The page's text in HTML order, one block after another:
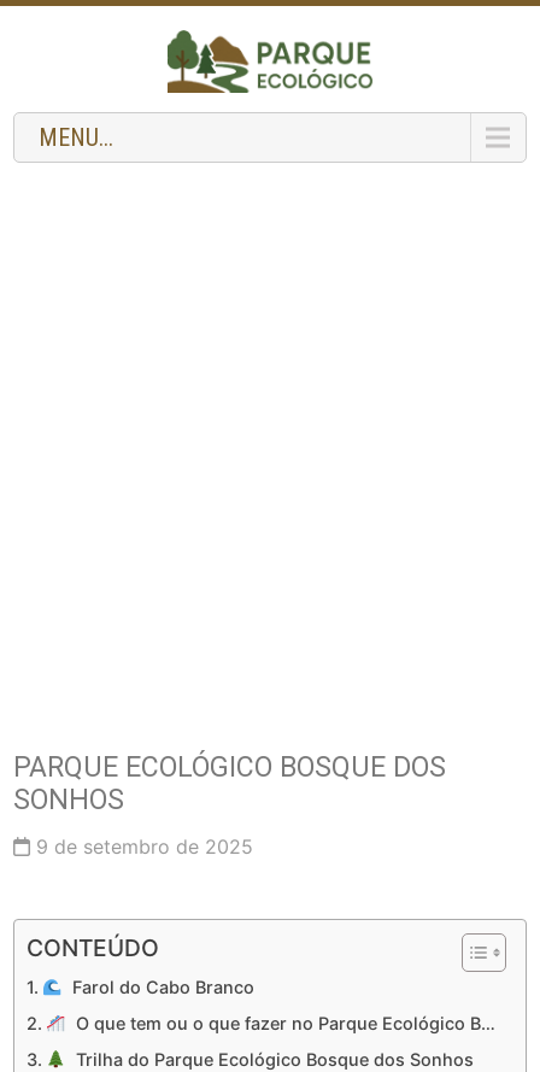
MENU...
PARQUE ECOLÓGICO BOSQUE DOS
SONHOS
9 de setembro de 2025
CONTEÚDO
Farol do Cabo Branco
O que tem ou o que fazer no Parque Ecológico Bosque dos Sonhos
Trilha do Parque Ecológico Bosque dos Sonhos